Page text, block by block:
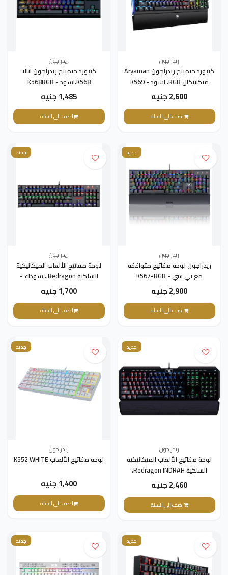
ريدراجون
كيبورد جيمينج ريدراجون Aryaman
ميكانيكال RGB، اسود - K569
2,600 جنيه
اضف الى السلة
ريدراجون
كيبورد جيمينج ريدراجون انالا
K568،اسود - K568RGB
1,485 جنيه
اضف الى السلة
جديد
ريدراجون
ريدراجون لوحة مفاتيح متوافقة
مع بي سي - K567-RGB
2,900 جنيه
اضف الى السلة
جديد
ريدراجون
لوحة مفاتيح الألعاب الميكانيكية
السلكية Redragon ، سوداء -
K565R1,700 جنيه
اضف الى السلة
جديد
ريدراجون
لوحة مفاتيح الألعاب الميكانيكية
السلكية Redragon INDRAH،
سوداء - K555
2,460 جنيه
اضف الى السلة
جديد
ريدراجون
لوحة مفاتيح الألعاب K552 WHITE
1,400 جنيه
اضف الى السلة
جديد جديد